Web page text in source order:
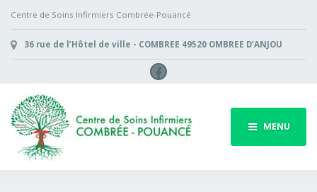
Centre de Soins Infirmiers Combrée-Pouancé
36 rue de l’Hôtel de ville - COMBREE 49520 OMBREE D’ANJOU
Facebook
MENU